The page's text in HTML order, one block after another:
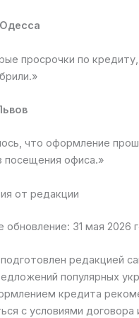
просрочки по кредиту,
что оформление
посещения офиса.»
от редакции
обновление: 31 мая 2026
редакцией
популярных
кредита
с условиями договора